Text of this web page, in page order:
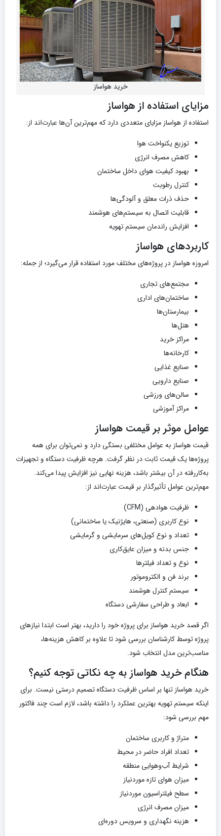
خرید هواساز
مزایای استفاده از هواساز
استفاده از هواساز مزایای متعددی دارد که مهم‌ترین آن‌ها عبارت‌اند از:
توزیع یکنواخت هوا
کاهش مصرف انرژی
بهبود کیفیت هوای داخل ساختمان
کنترل رطوبت
حذف ذرات معلق و آلودگی‌ها
قابلیت اتصال به سیستم‌های هوشمند
افزایش راندمان سیستم تهویه
کاربردهای هواساز
امروزه هواساز در پروژه‌های مختلف مورد استفاده قرار می‌گیرد؛ از جمله:
مجتمع‌های تجاری
ساختمان‌های اداری
بیمارستان‌ها
هتل‌ها
مراکز خرید
کارخانه‌ها
صنایع غذایی
صنایع دارویی
سالن‌های ورزشی
مراکز آموزشی
عوامل موثر بر قیمت هواساز
قیمت هواساز به عوامل مختلفی بستگی دارد و نمی‌توان برای همه
پروژه‌ها یک قیمت ثابت در نظر گرفت. هرچه ظرفیت دستگاه و تجهیزات
به‌کاررفته در آن بیشتر باشد، هزینه نهایی نیز افزایش پیدا می‌کند.
مهم‌ترین عوامل تأثیرگذار بر قیمت عبارت‌اند از:
ظرفیت هوادهی (CFM)
نوع کاربری (صنعتی، هایژنیک یا ساختمانی)
تعداد و نوع کویل‌های سرمایشی و گرمایشی
جنس بدنه و میزان عایق‌کاری
نوع و تعداد فیلترها
برند فن و الکتروموتور
سیستم کنترل هوشمند
ابعاد و طراحی سفارشی دستگاه
اگر قصد خرید هواساز برای پروژه خود را دارید، بهتر است ابتدا نیازهای
پروژه توسط کارشناسان بررسی شود تا علاوه بر کاهش هزینه‌ها،
مناسب‌ترین مدل انتخاب شود.
هنگام خرید هواساز به چه نکاتی توجه کنیم؟
خرید هواساز تنها بر اساس ظرفیت دستگاه تصمیم درستی نیست. برای
اینکه سیستم تهویه بهترین عملکرد را داشته باشد، لازم است چند فاکتور
مهم بررسی شود:
متراژ و کاربری ساختمان
تعداد افراد حاضر در محیط
شرایط آب‌وهوایی منطقه
میزان هوای تازه موردنیاز
سطح فیلتراسیون موردنیاز
میزان مصرف انرژی
هزینه نگهداری و سرویس دوره‌ای